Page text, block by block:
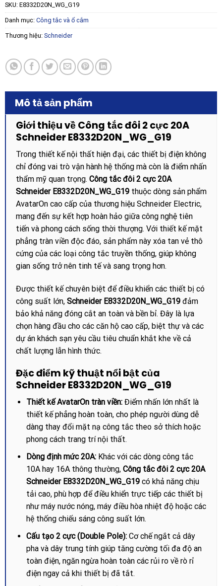
SKU: E8332D20N_WG_G19
Danh mục: Công tắc và ổ cắm
Thương hiệu: Schneider
Mô tả sản phẩm
Giới thiệu về Công tắc đôi 2 cực 20A
Schneider E8332D20N_WG_G19
Trong thiết kế nội thất hiện đại, các thiết bị điện không
chỉ đóng vai trò vận hành hệ thống mà còn là điểm nhấn
thẩm mỹ quan trọng. Công tắc đôi 2 cực 20A
Schneider E8332D20N_WG_G19thuộc dòng sản phẩm
AvatarOn cao cấp của thương hiệu Schneider Electric,
mang đến sự kết hợp hoàn hảo giữa công nghệ tiên
tiến và phong cách sống thời thượng. Với thiết kế mặt
phẳng tràn viền độc đáo, sản phẩm này xóa tan vẻ thô
cứng của các loại công tắc truyền thống, giúp không
gian sống trở nên tinh tế và sang trọng hơn.
Được thiết kế chuyên biệt để điều khiển các thiết bị có
công suất lớn, Schneider E8332D20N_WG_G19đảm
bảo khả năng đóng cắt an toàn và bền bỉ. Đây là lựa
chọn hàng đầu cho các căn hộ cao cấp, biệt thự và các
dự án khách sạn yêu cầu tiêu chuẩn khắt khe về cả
chất lượng lẫn hình thức.
Đặc điểm kỹ thuật nổi bật của
Schneider E8332D20N_WG_G19
Thiết kế AvatarOn tràn viền:Điểm nhấn lớn nhất là
thiết kế phẳng hoàn toàn, cho phép người dùng dễ
dàng thay đổi mặt nạ công tắc theo sở thích hoặc
phong cách trang trí nội thất.
Dòng định mức 20A:Khác với các dòng công tắc
10A hay 16A thông thường, Công tắc đôi 2 cực 20A
Schneider E8332D20N_WG_G19có khả năng chịu
tải cao, phù hợp để điều khiển trực tiếp các thiết bị
như máy nước nóng, máy điều hòa nhiệt độ hoặc các
hệ thống chiếu sáng công suất lớn.
Cấu tạo 2 cực (Double Pole):Cơ chế ngắt cả dây
pha và dây trung tính giúp tăng cường tối đa độ an
toàn điện, ngăn ngừa hoàn toàn các rủi ro về rò rỉ
điện ngay cả khi thiết bị đã tắt.